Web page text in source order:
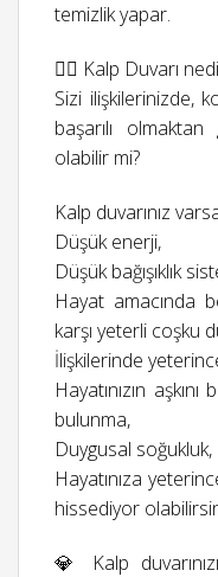
temizlik yapar.
👉🏻 Kalp Duvarı
Sizi ilişkilerinizde,
başarılı
olabilir mi?
Kalp duvarınız
Düşük enerji,
Düşük bağışıklık
Hayat amacında
karşı yeterli coşku
İlişkilerinde
Hayatınızın
bulunma,
Duygusal soğukluk,
Hayatınıza
hissediyor
💎 Kalp